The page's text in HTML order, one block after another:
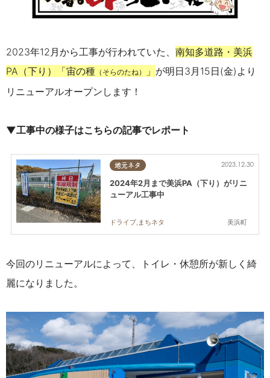
2023年12月から工事が行われていた、 南知多道路・美浜
PA（下り）「宙の種 （そらのたね） 」 が明日3月15日(金)より
リニューアルオープンします！
▼工事中の様子はこちらの記事でレポート
地元ネタ
美浜町
2023.12.30
2024年2月まで美浜PA（下り）がリニ
ューアル工事中
ドライブ,まちネタ
今回のリニューアルによって、トイレ・休憩所が新しく綺
麗になりました。